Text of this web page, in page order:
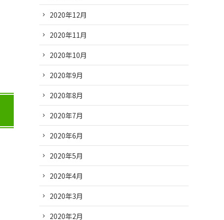
2020年12月
2020年11月
2020年10月
2020年9月
2020年8月
2020年7月
2020年6月
2020年5月
2020年4月
2020年3月
2020年2月